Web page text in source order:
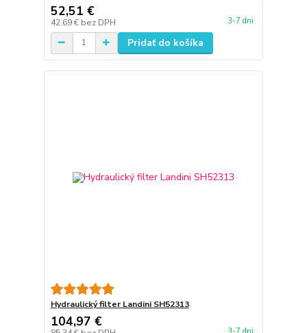
52,51 €
42,69 € bez DPH 3-7 dni
Pridať do košíka
Hydraulický filter Landini SH52313
104,97 €